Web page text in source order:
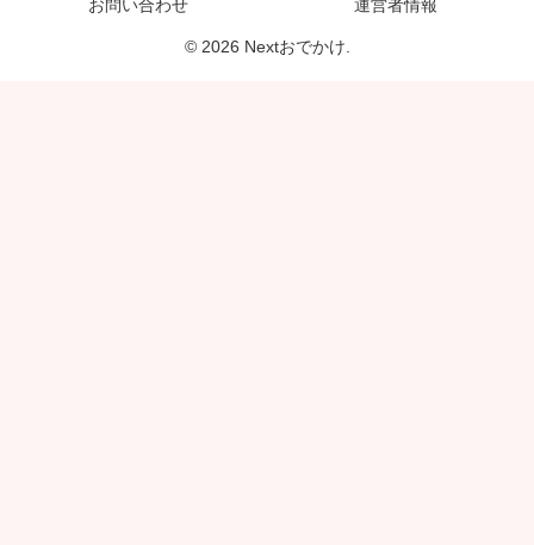
お問い合わせ 運営者情報
© 2026 Nextおでかけ.